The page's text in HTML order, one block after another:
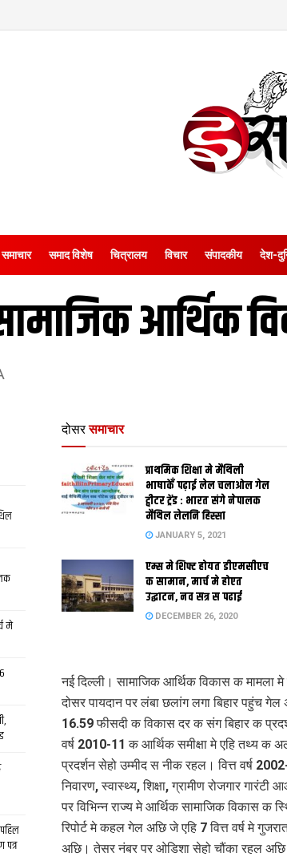
समाचार समाद विशेष चित्रालय विचार संपादकीय देश-
आर्थिक
दोसर समाचार
प्राथमिक शि‍क्षा मे मैथि‍ली
भाषाकेँ पढ़ाई लेल चलाओल गेल
ट्वीटर ट्रेंड : भारत संगे नेपालक
मैथिल लेलनि हिस्सा
JANUARY 5, 2021
एम्स मे शिफ्ट होयत डीएमसीएच
क सामान, मार्च मे होएत
उद्घाटन, नव सत्र स पढाई
DECEMBER 26, 2020
नई दिल्ली। सामाजिक आर्थिक विकास क
दोसर पायदान पर लंबा छलांग लगा बिहार पहुंच
16.59 फीसदी क विकास दर क संग बिहार क
वर्ष 2010-11 क आर्थिक समीक्षा मे एहि तथ्य क
प्रदर्शन सेहो उम्मीद स नीक रहल। वित्त वर्ष
निवारण, स्वास्थ्य, शिक्षा, ग्रामीण रोजगार
पर विभिन्न राज्य मे आर्थिक सामाजिक विकास
रिपोर्ट मे कहल गेल अछि जे एहि 7 वित्त वर्ष मे
अछि। तेसर नंबर पर ओडिशा सेहो चौंका रहल
मे